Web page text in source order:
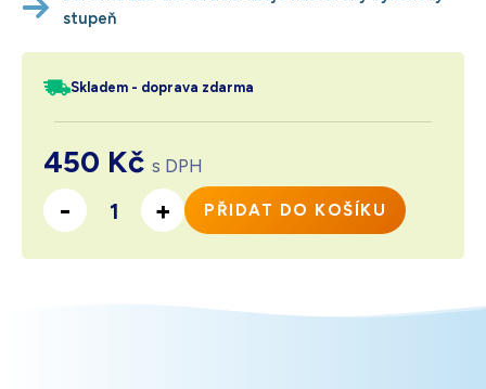
stupeň
Skladem - doprava zdarma
450 Kč s DPH
-
Množství + PŘIDAT DO KOŠÍKU